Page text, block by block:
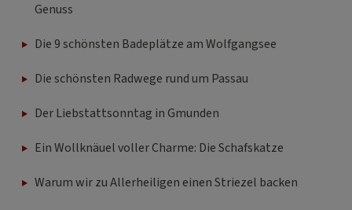
Genuss
Die 9 schönsten Badeplätze am Wolfgangsee
Die schönsten Radwege rund um Passau
Der Liebstattsonntag in Gmunden
Ein Wollknäuel voller Charme: Die Schafskatze
Warum wir zu Allerheiligen einen Striezel backen